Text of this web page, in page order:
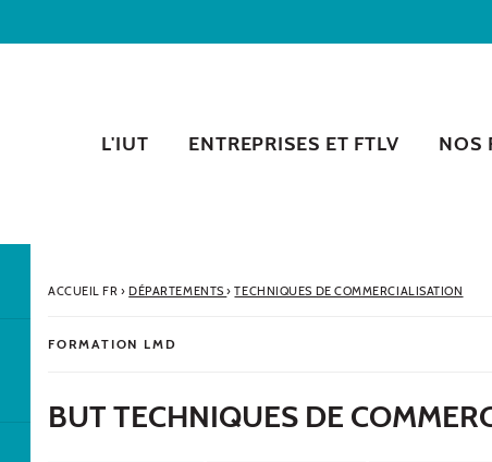
L'IUT ENTREPRISES ET FTLV NOS
ACCUEIL FR› DÉPARTEMENTS› TECHNIQUES DE COMMERCIALISATION
FORMATION LMD
BUT TECHNIQUES DE